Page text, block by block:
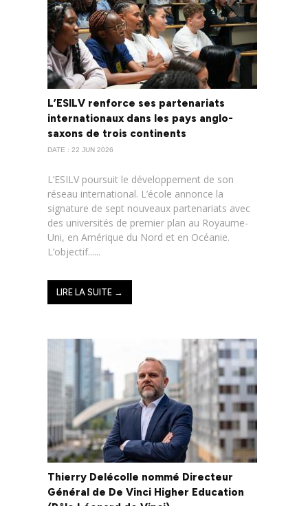
L’ESILV renforce ses partenariats
internationaux dans les pays anglo-
saxons de trois continents
DATE : 22 JUN 2026
L’ESILV poursuit le développement de son
réseau international. L’école annonce la
signature de sept nouveaux partenariats avec
des universités de premier plan au Royaume-
Uni, en Amérique du Nord et en Océanie.
L’objectif......
LIRE LA SUITE →
Thierry Delécolle nommé Directeur
Général de De Vinci Higher Education